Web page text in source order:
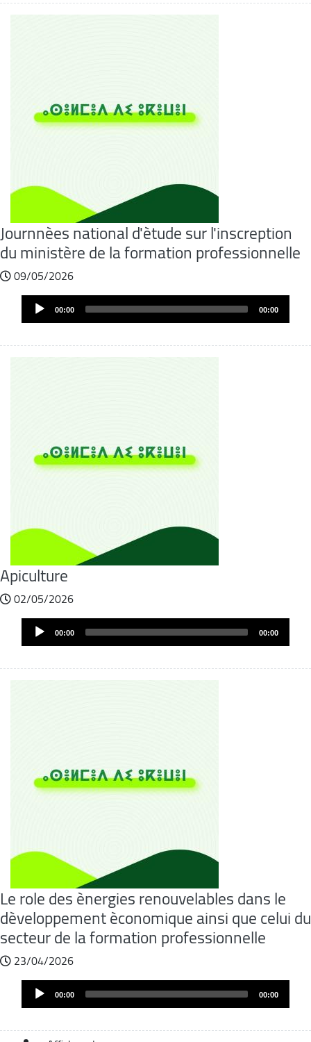
Journnèes national d'ètude sur l'inscreption
du ministère de la formation professionnelle
09/05/2026
Audio
Player 00:00 00:00
Apiculture
02/05/2026
Audio
Player 00:00 00:00
Le role des ènergies renouvelables dans le
dèveloppement èconomique ainsi que celui du
secteur de la formation professionnelle
23/04/2026
Audio
Player 00:00 00:00